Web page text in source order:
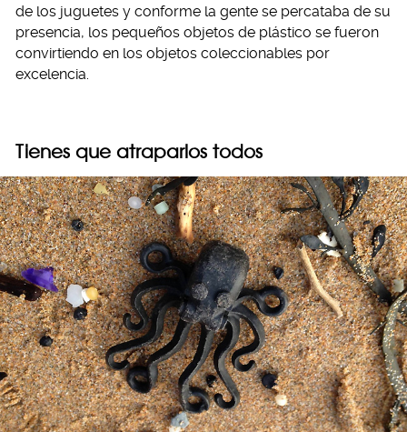
de los juguetes y conforme la gente se percataba de su
presencia, los pequeños objetos de plástico se fueron
convirtiendo en los objetos coleccionables por
excelencia.
Tienes que atraparlos todos